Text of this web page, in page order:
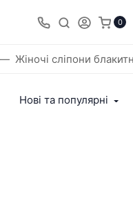
0
Жіночі сліпони
Нові та популярні